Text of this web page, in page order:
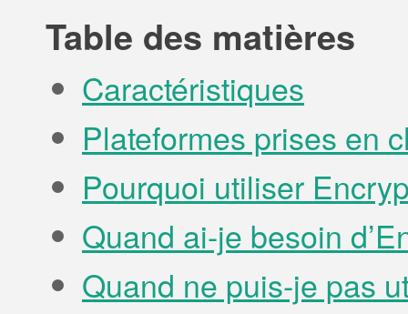
Table des matières
Caractéristiques
Plateformes prises en
Pourquoi utiliser
Quand ai-je besoin
Quand ne puis-je pas